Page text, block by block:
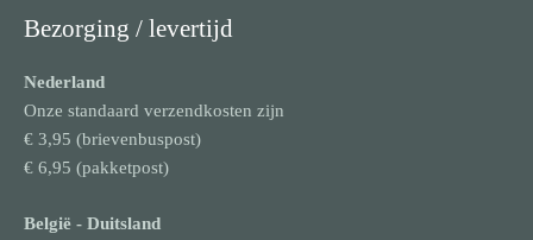
Bezorging / levertijd
Nederland
Onze standaard verzendkosten zijn
€ 3,95 (brievenbuspost)
€ 6,95 (pakketpost)
België - Duitsland